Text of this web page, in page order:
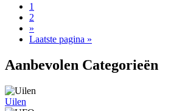
1
2
»
Laatste pagina »
Aanbevolen Categorieën
Uilen